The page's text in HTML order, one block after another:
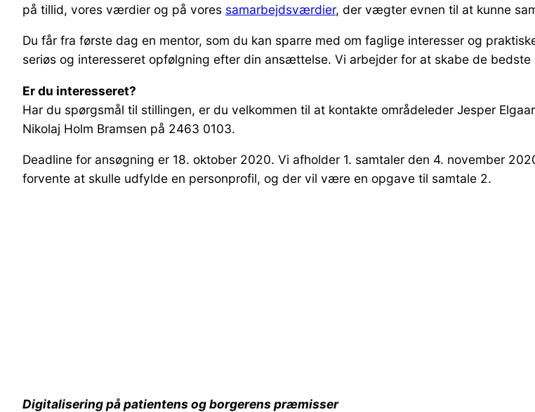
på tillid, vores værdier og på vores samarbejdsværdier, der vægter evnen til at kunne
Du får fra første dag en mentor, som du kan sparre med om faglige interesser og
seriøs og interesseret opfølgning efter din ansættelse. Vi arbejder for at skabe de
Er du interesseret?
Har du spørgsmål til stillingen, er du velkommen til at kontakte områdeleder Jesper
Nikolaj Holm Bramsen på 2463 0103.
Deadline for ansøgning er 18. oktober 2020. Vi afholder 1. samtaler den 4. november
forvente at skulle udfylde en personprofil, og der vil være en opgave til samtale 2.
Digitalisering på patientens og borgerens præmisser